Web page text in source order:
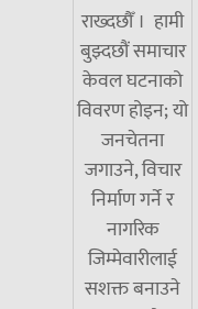
राख्दछौँ । हामी
बुझ्दछौं समाचार
केवल घटनाको
विवरण होइन; यो
जनचेतना
जगाउने, विचार
निर्माण गर्ने र
नागरिक
जिम्मेवारीलाई
सशक्त बनाउने